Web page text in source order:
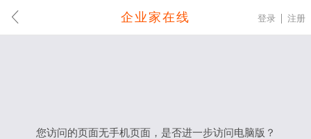
企业家在线 登录 注册
您访问的页面无手机页面，是否进一步访问电脑版？